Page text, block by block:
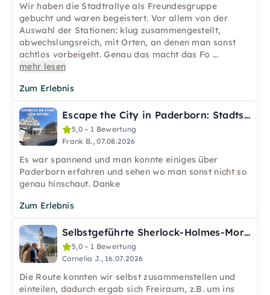
Wir haben die Stadtrallye als Freundesgruppe
gebucht und waren begeistert. Vor allem von der
Auswahl der Stationen: klug zusammengestellt,
abwechslungsreich, mit Orten, an denen man sonst
achtlos vorbeigeht. Genau das macht das Fo ...
mehr lesen
Zum Erlebnis
Escape the City in Paderborn: Stadtspiel mit Rätseln
5,0 – 1 Bewertung
Frank B., 07.08.2026
Es war spannend und man konnte einiges über
Paderborn erfahren und sehen wo man sonst nicht so
genau hinschaut. Danke
Zum Erlebnis
Selbstgeführte Sherlock-Holmes-Mordrätsel-Tour in Leipzig
5,0 – 1 Bewertung
Cornelia J., 16.07.2026
Die Route konnten wir selbst zusammenstellen und
einteilen, dadurch ergab sich Freiraum, z.B. um ins